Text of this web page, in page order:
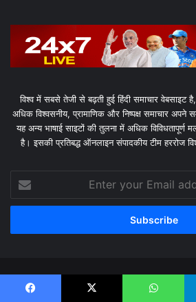
विश्व में सबसे तेजी से बढ़ती हुई हिंदी समाचार वेबसाइट
अधिक विश्वसनीय, प्रामाणिक और निष्पक्ष समाचार अपने
यह अन्य भाषाई साइटों की तुलना में अधिक विविधतापूर्ण
है। इसकी प्रतिबद्ध ऑनलाइन संपादकीय टीम हररोज
your
Email
© Copyright 2026, All Rights